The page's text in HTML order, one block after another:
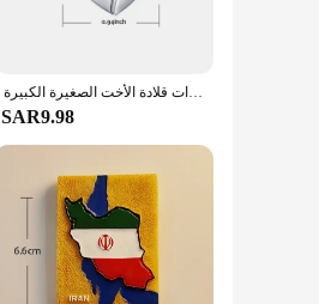
مجموعة قلادات قلادة الأخت الصغيرة الكبيرة Bestie BFF مكونة من قطعتين من هدايا مجوهرات عيد الميلاد وأعياد الميلاد للفتيات والنساء
SAR9.98